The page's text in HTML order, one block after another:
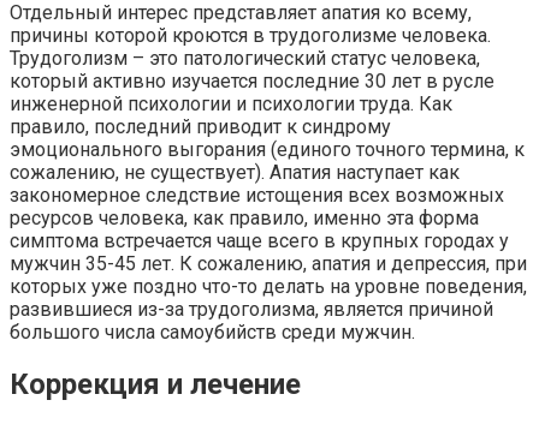
Отдельный интерес представляет апатия ко всему,
причины которой кроются в трудоголизме человека.
Трудоголизм – это патологический статус человека,
который активно изучается последние 30 лет в русле
инженерной психологии и психологии труда. Как
правило, последний приводит к синдрому
эмоционального выгорания (единого точного термина, к
сожалению, не существует). Апатия наступает как
закономерное следствие истощения всех возможных
ресурсов человека, как правило, именно эта форма
симптома встречается чаще всего в крупных городах у
мужчин 35-45 лет. К сожалению, апатия и депрессия, при
которых уже поздно что-то делать на уровне поведения,
развившиеся из-за трудоголизма, является причиной
большого числа самоубийств среди мужчин.
Коррекция и лечение